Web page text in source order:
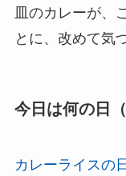
皿のカレーが、
とに、改めて気
今日は何の日
カレーライスの